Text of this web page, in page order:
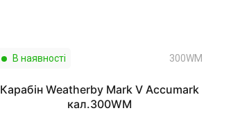
В наявності 300WM
Карабін Weatherby Mark V Accumark
кал.300WM